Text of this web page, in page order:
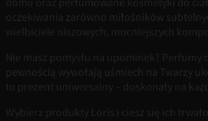
domu oraz perfumowane kosmetyki do
oczekiwania zarówno miłośników
wielbiciele niszowych, mocniejszych
Nie masz pomysłu na upominek? Perfumy
pewnością wywołają uśmiech na Twarzy
to prezent uniwersalny – doskonały na
Wybierz produkty Loris i ciesz się ich